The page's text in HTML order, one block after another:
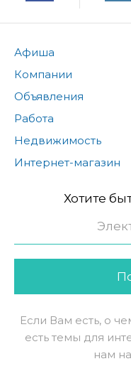
Афиша
Компании
Объявления
Работа
Недвижимость
Интернет-магазин
Хотите
Если Вам есть, о
есть темы для
нам